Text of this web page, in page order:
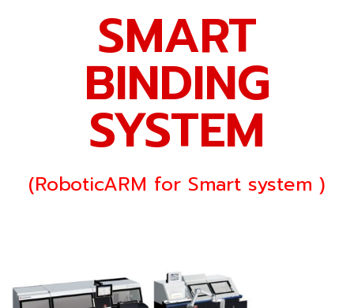
SMART
BINDING
SYSTEM
(RoboticARM for Smart system )